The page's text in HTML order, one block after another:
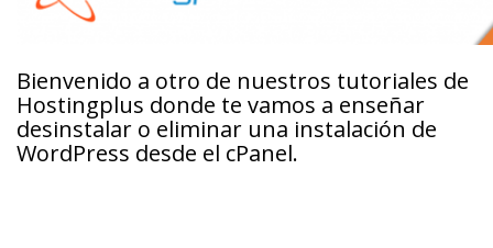
Bienvenido a otro de nuestros tutoriales de
Hostingplus donde te vamos a enseñar
desinstalar o eliminar una instalación de
WordPress desde el cPanel.